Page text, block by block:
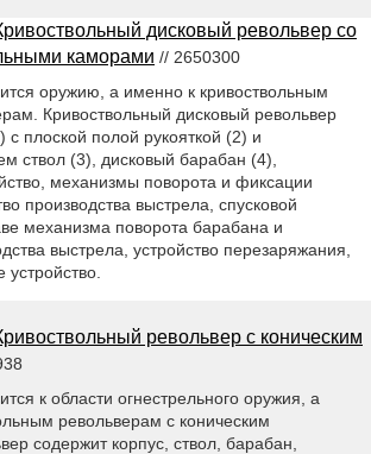
дисковый револьвер со
каморами // 2650300
оружию, а именно к кривоствольным
Кривоствольный дисковый револьвер
с плоской полой рукояткой (2) и
ствол (3), дисковый барабан (4),
механизмы поворота и фиксации
производства выстрела, спусковой
механизма поворота барабана и
выстрела, устройство перезаряжания,
револьвер с коническим
к области огнестрельного оружия, а
револьверам с коническим
содержит корпус, ствол, барабан,